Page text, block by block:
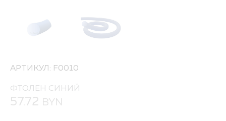
АРТИКУЛ: F0010
ФТОЛЕН СИНИЙ
57.72 BYN